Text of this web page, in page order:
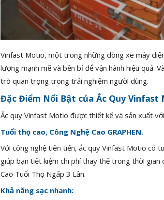
Vinfast Motio, một trong những dòng xe máy
lượng mạnh mẽ và bền bỉ để vận hành hiệu quả.
trò quan trọng trong trải nghiệm người dùng.
Đặc Điểm Nổi Bật của Ắc Quy Vinfast
Ắc quy Vinfast Motio được thiết kế và sản xuất
Tuổi thọ cao, Công Nghệ Cao GRAPHEN.
Với công nghệ tiên tiến, ắc quy Vinfast Motio có
giúp bạn tiết kiệm chi phí thay thế trong thời gian
Cao Tuổi Thọ Ngấp 3 Lần.
Khả năng sạc nhanh: